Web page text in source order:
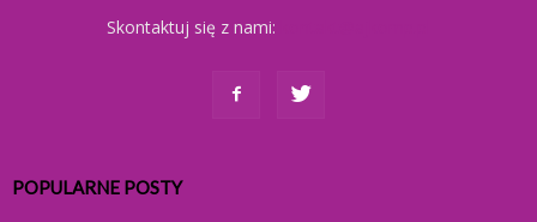
Skontaktuj się z nami:
POPULARNE POSTY